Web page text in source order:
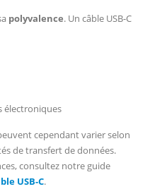
polyvalence. Un câble USB-C
électroniques
cependant varier selon
de transfert de données.
consultez notre guide
USB-C.